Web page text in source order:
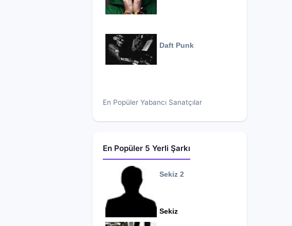
Daft Punk
En Popüler Yabancı Sanatçılar
En Popüler 5 Yerli Şarkı
Sekiz 2
Sekiz